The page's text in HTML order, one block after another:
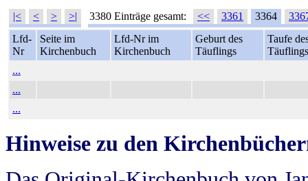
|< < > >| 3380 Einträge gesamt: << 3361 3364
Lfd-
Nr
Seite im
Kirchenbuch
Lfd-Nr im
Kirchenbuch
Geburt des
Täuflings
Taufe
Täuflings
...
...
...
Hinweise zu den